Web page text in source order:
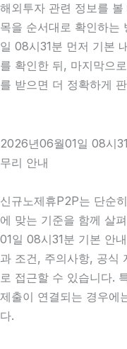
해외투자 관련 정보를
목을 순서대로 확인하는
일 08시31분 먼저 기본
를 확인한 뒤, 마지막으
를 받으면 더 정확하게
2026년06월01일 08시
무리 안내
신규노제휴P2P는 단순
에 맞는 기준을 함께 살
01일 08시31분 기본 안
과 조건, 주의사항, 공식
로 접근할 수 있습니다.
제출이 연결되는 경우에
다.